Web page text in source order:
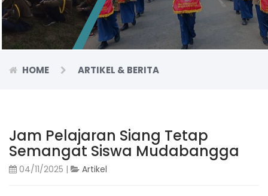
HOME ARTIKEL & BERITA
Jam Pelajaran Siang Tetap
Semangat Siswa Mudabangga
04/11/2025 | Artikel